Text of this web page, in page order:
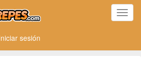
sesión